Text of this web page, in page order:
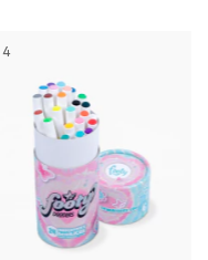
4